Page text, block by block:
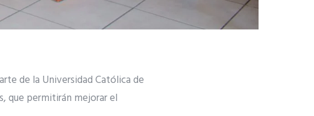
de la Universidad Católica de
que permitirán mejorar el